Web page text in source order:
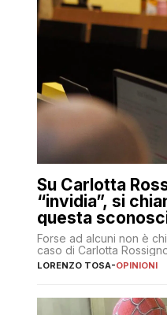
Su Carlotta
“invidia”, si
questa
Forse ad alcuni non è
caso di Carlotta
LORENZO TOSA-OPINIONI